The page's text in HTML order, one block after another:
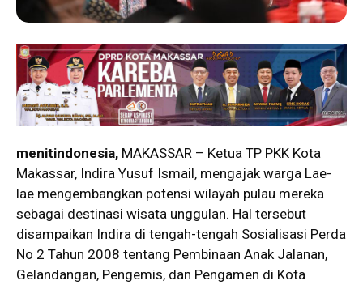
menitindonesia, MAKASSAR – Ketua TP PKK Kota
Makassar, Indira Yusuf Ismail, mengajak warga Lae-
lae mengembangkan potensi wilayah pulau mereka
sebagai destinasi wisata unggulan. Hal tersebut
disampaikan Indira di tengah-tengah Sosialisasi Perda
No 2 Tahun 2008 tentang Pembinaan Anak Jalanan,
Gelandangan, Pengemis, dan Pengamen di Kota